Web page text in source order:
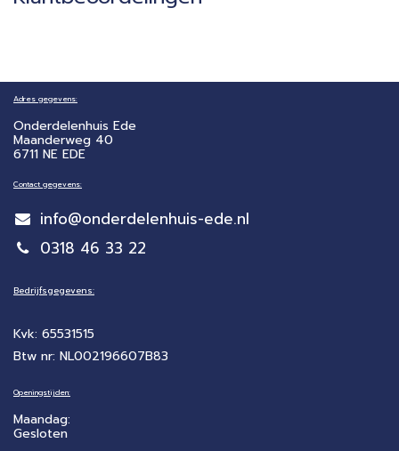
Adres gegevens:
Onderdelenhuis Ede
Maanderweg 40
6711 NE EDE
Contact gegevens:
info@onderdelenhuis-ede.nl
0318 46 33 22
Bedrijfsgegevens:
Kvk: 65531515
Btw nr: NL002196607B83
Openingstijden:
Maandag:
Gesloten